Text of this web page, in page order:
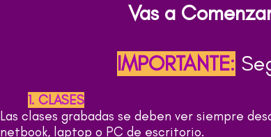
Vas a
IMPORTANTE:
1. CLASES
Las clases grabadas se deben ver siempre
netbook, laptop o PC de escritorio.